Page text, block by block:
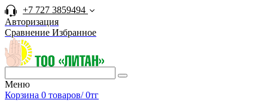
+7 727 3859494
Авторизация
Сравнение Избранное
Меню
Корзина 0 товаров/ 0тг